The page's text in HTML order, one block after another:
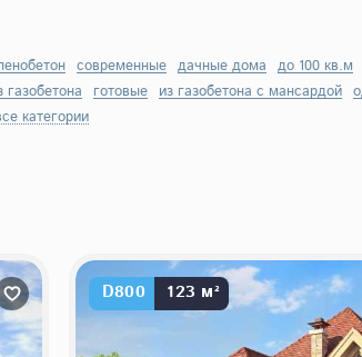
современные дачные дома до 100 кв.м
газобетона готовые из газобетона с мансардой
категории
D800 123 м²